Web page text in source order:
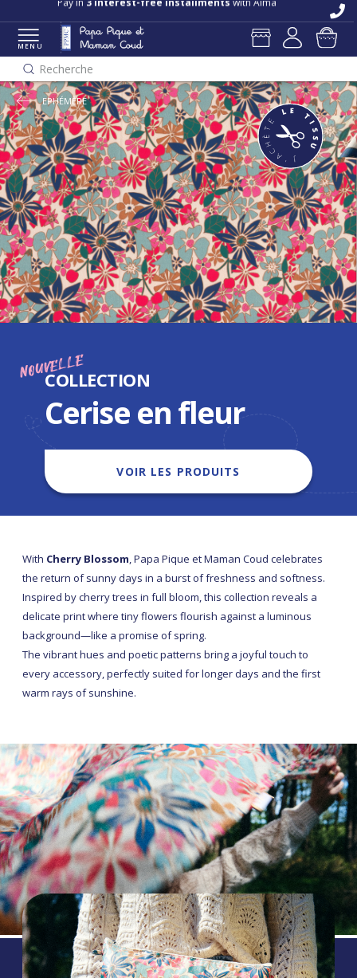
Free delivery and returns in store
Pay in3 interest-free installmentswith Alma
MENU
Recherche
EPHÉMÈRE
NOUVELLE
COLLECTION
Cerise en fleur
VOIR LES PRODUITS
With Cherry Blossom, Papa Pique et Maman Coud celebrates
the return of sunny days in a burst of freshness and softness.
Inspired by cherry trees in full bloom, this collection reveals a
delicate print where tiny flowers flourish against a luminous
background—like a promise of spring.
The vibrant hues and poetic patterns bring a joyful touch to
every accessory, perfectly suited for longer days and the first
warm rays of sunshine.